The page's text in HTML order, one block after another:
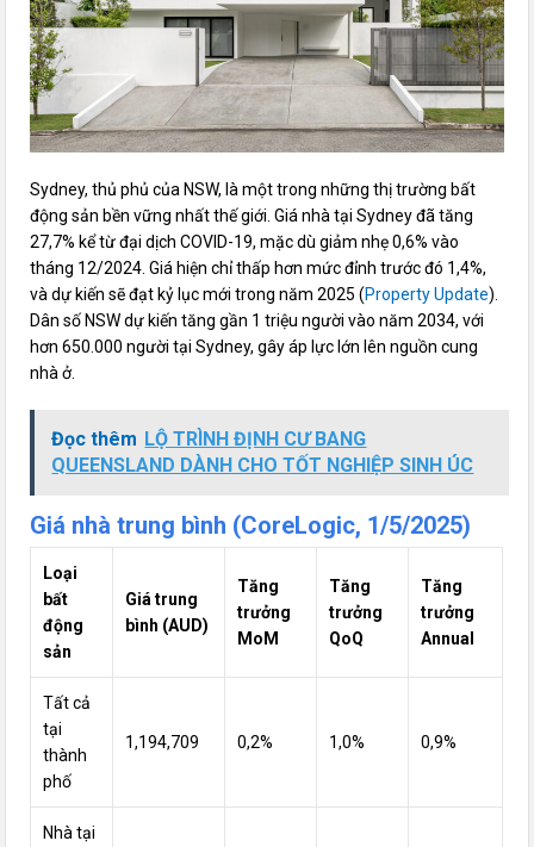
Sydney, thủ phủ của NSW, là một trong những thị trường bất
động sản bền vững nhất thế giới. Giá nhà tại Sydney đã tăng
27,7% kể từ đại dịch COVID-19, mặc dù giảm nhẹ 0,6% vào
tháng 12/2024. Giá hiện chỉ thấp hơn mức đỉnh trước đó 1,4%,
và dự kiến sẽ đạt kỷ lục mới trong năm 2025 (Property Update).
Dân số NSW dự kiến tăng gần 1 triệu người vào năm 2034, với
hơn 650.000 người tại Sydney, gây áp lực lớn lên nguồn cung
nhà ở.
Đọc thêm LỘ TRÌNH ĐỊNH CƯ BANG
QUEENSLAND DÀNH CHO TỐT NGHIỆP SINH ÚC
Giá nhà trung bình (CoreLogic, 1/5/2025)
Loại
bất
động
sản
Giá trung
bình (AUD)
Tăng
trưởng
MoM
Tăng
trưởng
QoQ
Tăng
trưởng
Annual
Tất cả
tại
thành
phố
1,194,709 0,2% 1,0% 0,9%
Nhà tại